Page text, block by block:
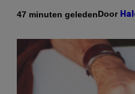
47 minuten geledenDoor